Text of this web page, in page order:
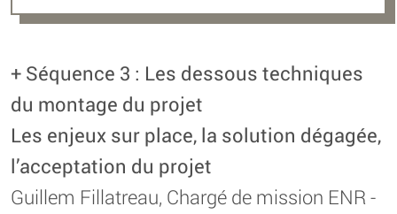
+ Séquence 3 : Les dessous techniques
du montage du projet
Les enjeux sur place, la solution dégagée,
l’acceptation du projet
Guillem Fillatreau, Chargé de mission ENR -